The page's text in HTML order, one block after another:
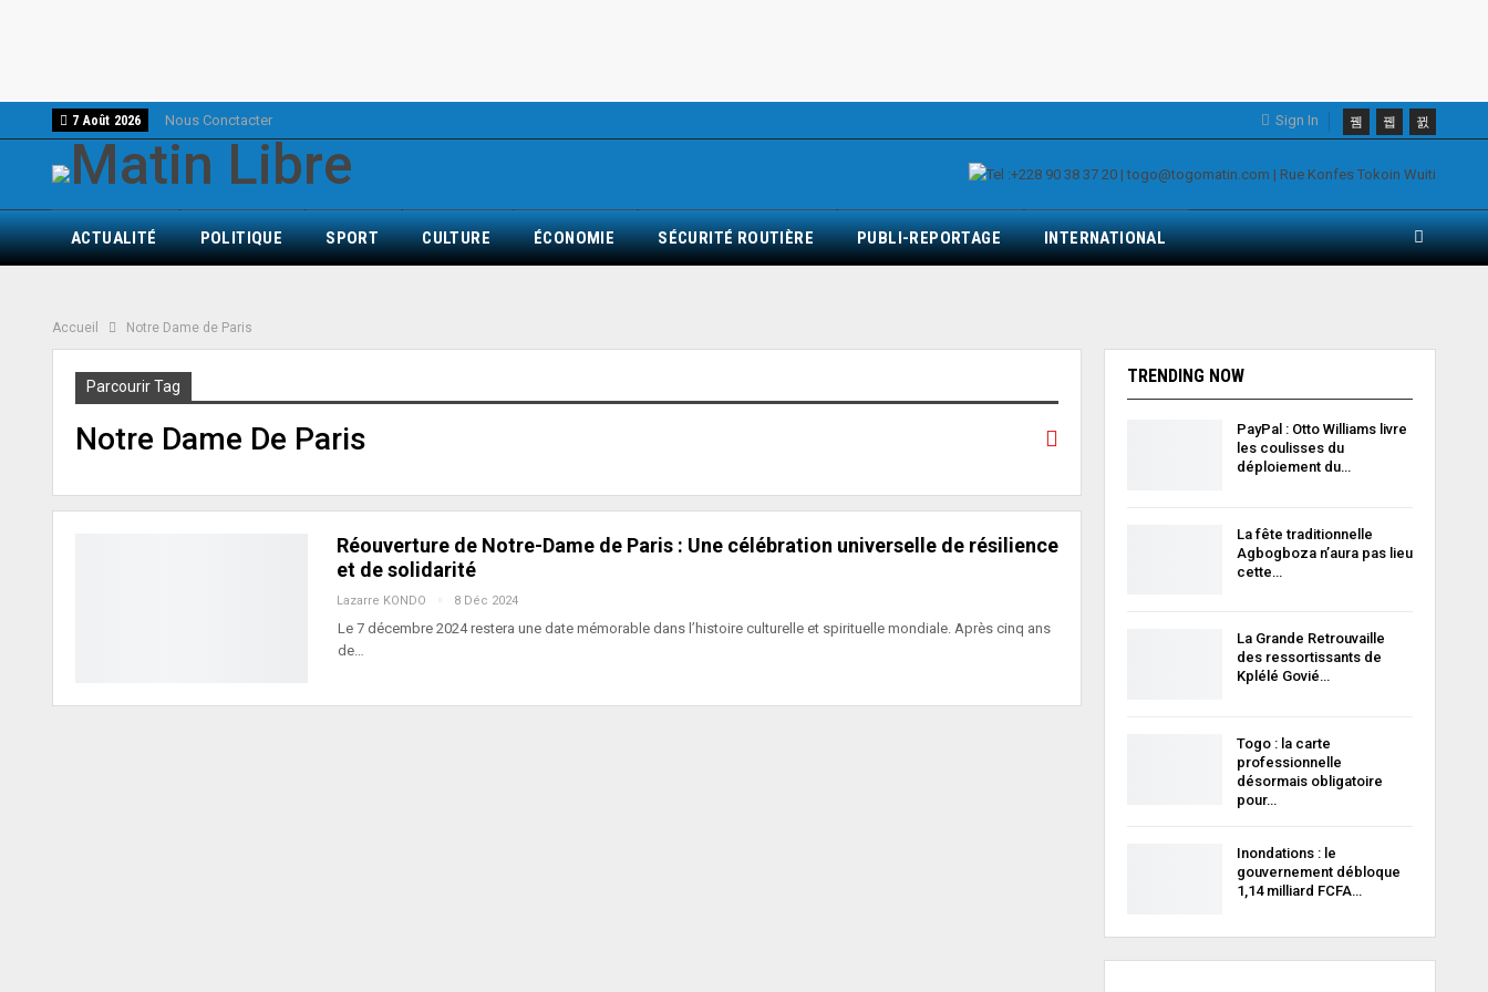
Sign In
7 Août 2026 Nous Conctacter
ACTUALITÉ POLITIQUE SPORT CULTURE ÉCONOMIE SÉCURITÉ ROUTIÈRE PUBLI-REPORTAGE INTERNATIONAL
Accueil Notre Dame de Paris
Parcourir Tag
Notre Dame De Paris
Réouverture de Notre-Dame de Paris : Une célébration universelle de résilience
et de solidarité
Lazarre KONDO 8 Déc 2024
Le 7 décembre 2024 restera une date mémorable dans l’histoire culturelle et spirituelle mondiale. Après cinq ans
de…
TRENDING NOW
PayPal : Otto Williams livre
les coulisses du
déploiement du…
La fête traditionnelle
Agbogboza n’aura pas lieu
cette…
La Grande Retrouvaille
des ressortissants de
Kplélé Govié…
Togo : la carte
professionnelle
désormais obligatoire
pour…
Inondations : le
gouvernement débloque
1,14 milliard FCFA…